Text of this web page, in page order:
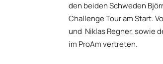
den beiden Schweden
Challenge Tour am Start.
und Niklas Regner, sowie
im ProAm vertreten.